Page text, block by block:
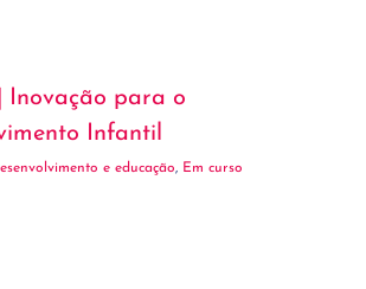
Inovação para o
Infantil
e educação, Em curso